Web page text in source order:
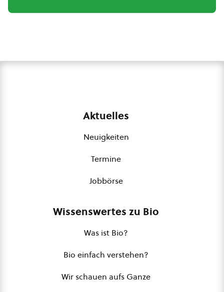
Aktuelles
Neuigkeiten
Termine
Jobbörse
Wissenswertes zu Bio
Was ist Bio?
Bio einfach verstehen?
Wir schauen aufs Ganze